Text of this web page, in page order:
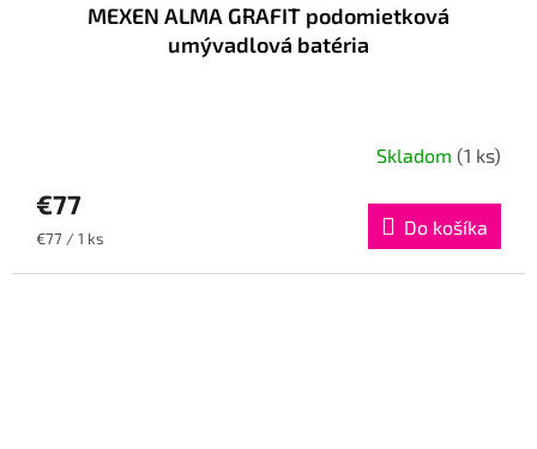
MEXEN ALMA GRAFIT podomietková
umývadlová batéria
Skladom (1 ks)
€77
Jednotková
€77 / 1 ks Do košíka